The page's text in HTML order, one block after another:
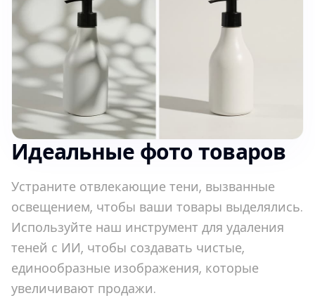
Идеальные фото товаров
Устраните отвлекающие тени, вызванные
освещением, чтобы ваши товары выделялись.
Используйте наш инструмент для удаления
теней с ИИ, чтобы создавать чистые,
единообразные изображения, которые
увеличивают продажи.